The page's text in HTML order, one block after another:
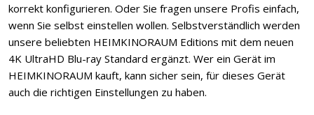
korrekt konfigurieren. Oder Sie fragen unsere Profis einfach,
wenn Sie selbst einstellen wollen. Selbstverständlich werden
unsere beliebten HEIMKINORAUM Editions mit dem neuen
4K UltraHD Blu-ray Standard ergänzt. Wer ein Gerät im
HEIMKINORAUM kauft, kann sicher sein, für dieses Gerät
auch die richtigen Einstellungen zu haben.